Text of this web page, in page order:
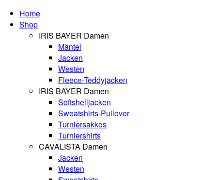
Home
Shop
IRIS BAYER Damen
Mäntel
Jacken
Westen
Fleece-Teddyjacken
IRIS BAYER Damen
Softshelljacken
Sweatshirts-Pullover
Turniersakkos
Turniershirts
CAVALISTA Damen
Jacken
Westen